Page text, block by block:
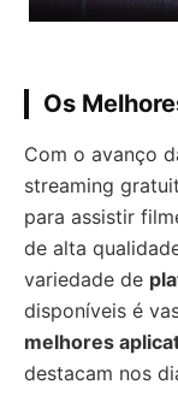
Os
Com o avanço
streaming
para assistir
de alta
variedade de
disponíveis é
melhores
destacam nos